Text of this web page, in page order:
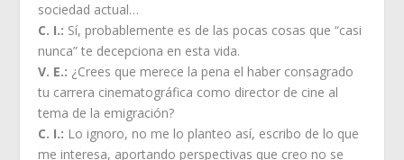
sociedad actual…
C. I.: Sí, probablemente es de las pocas cosas que “casi
nunca” te decepciona en esta vida.
V. E.: ¿Crees que merece la pena el haber consagrado
tu carrera cinematográfica como director de cine al
tema de la emigración?
C. I.: Lo ignoro, no me lo planteo así, escribo de lo que
me interesa, aportando perspectivas que creo no se